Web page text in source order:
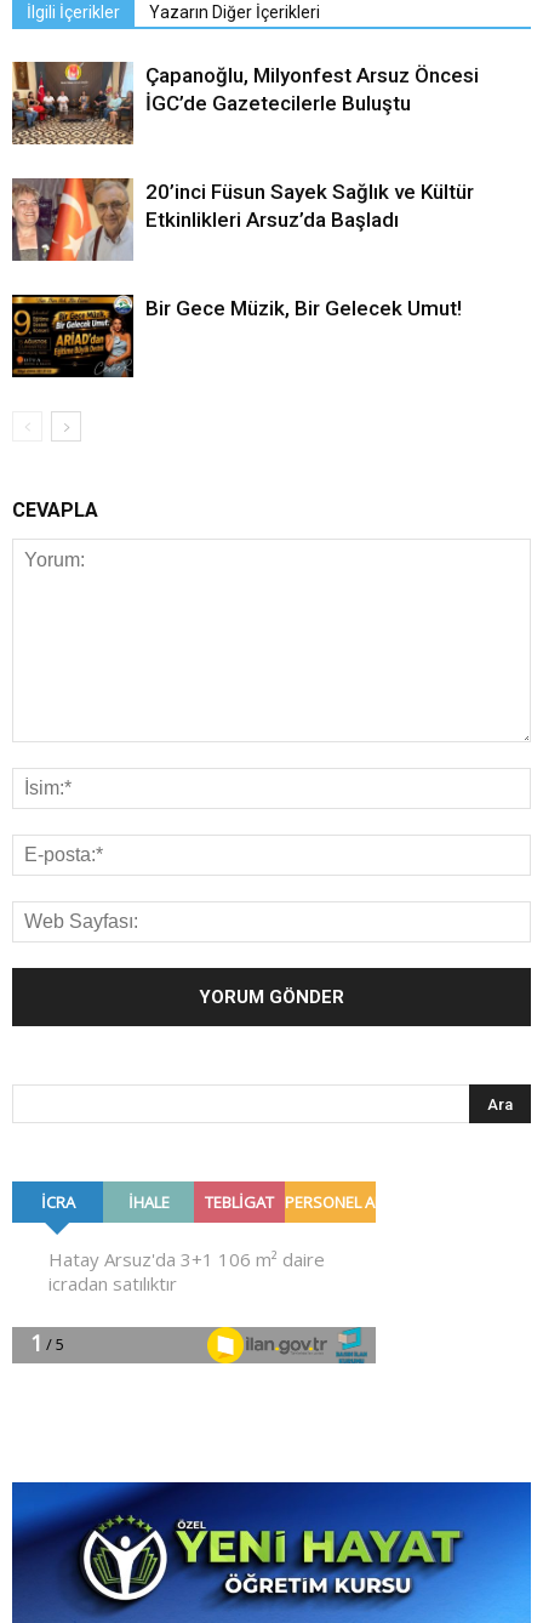
İlgili İçerikler Yazarın Diğer İçerikleri
Çapanoğlu, Milyonfest Arsuz Öncesi
İGC’de Gazetecilerle Buluştu
20’inci Füsun Sayek Sağlık ve Kültür
Etkinlikleri Arsuz’da Başladı
Bir Gece Müzik, Bir Gelecek Umut!
CEVAPLA